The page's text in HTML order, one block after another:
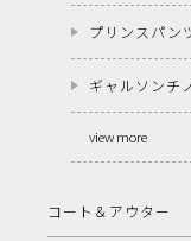
プリンスパン
ギャルソンチ
view more
コート＆アウター